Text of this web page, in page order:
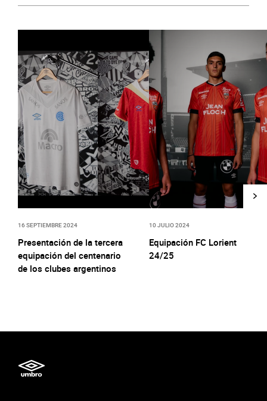
16 SEPTIEMBRE 2024
Presentación de la tercera
equipación del centenario
de los clubes argentinos
10 JULIO 2024
Equipación FC Lorient
24/25